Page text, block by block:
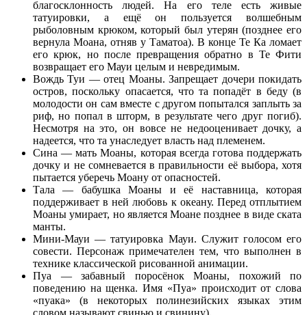
благосклонность людей. На его теле есть живые
татуировки, а ещё он пользуется волшебным
рыболовным крюком, который был утерян (позднее его
вернула Моана, отняв у Таматоа). В конце Те Ка ломает
его крюк, но после превращения обратно в Те Фити
возвращает его Мауи целым и невредимым.
Вождь Туи — отец Моаны. Запрещает дочери покидать
остров, поскольку опасается, что та попадёт в беду (в
молодости он сам вместе с другом попытался заплыть за
риф, но попал в шторм, в результате чего друг погиб).
Несмотря на это, он вовсе не недооценивает дочку, а
надеется, что та унаследует власть над племенем.
Сина — мать Моаны, которая всегда готова поддержать
дочку и не сомневается в правильности её выбора, хотя
пытается уберечь Моану от опасностей.
Тала — бабушка Моаны и её наставница, которая
поддерживает в ней любовь к океану. Перед отплытием
Моаны умирает, но является Моане позднее в виде ската
манты.
Мини-Мауи — татуировка Мауи. Служит голосом его
совести. Персонаж примечателен тем, что выполнен в
технике классической рисованной анимации.
Пуа — забавный поросёнок Моаны, похожий по
поведению на щенка. Имя «Пуа» происходит от слова
«пуака» (в некоторых полинезийских языках этим